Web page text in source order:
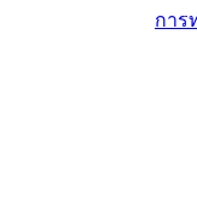
การ